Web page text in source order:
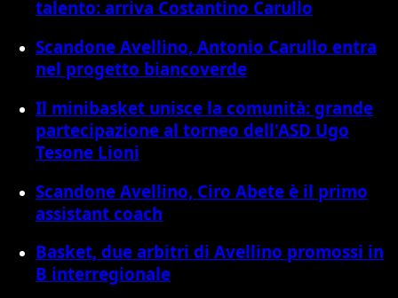
talento: arriva Costantino Carullo
Scandone Avellino, Antonio Carullo entra
nel progetto biancoverde
Il minibasket unisce la comunità: grande
partecipazione al torneo dell'ASD Ugo
Tesone Lioni
Scandone Avellino, Ciro Abete è il primo
assistant coach
Basket, due arbitri di Avellino promossi in
B interregionale